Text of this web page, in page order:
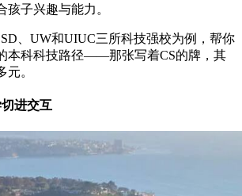
孩子兴趣与能力。
、UW和UIUC三所科技强校为例，帮你
本科科技路径——那张写着CS的牌，其
元。
进交互